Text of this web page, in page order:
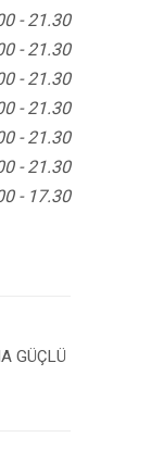
- 21.30
- 21.30
- 21.30
- 21.30
- 21.30
- 21.30
- 17.30
GÜÇLÜ